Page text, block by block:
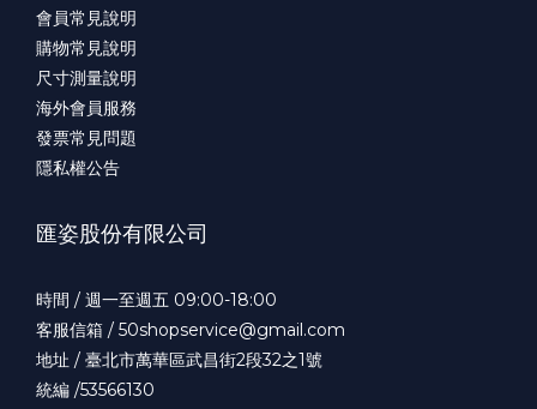
會員常見說明
購物常見說明
尺寸測量說明
海外會員服務
發票常見問題
隱私權公告
匯姿股份有限公司
時間 / 週一至週五 09:00-18:00
客服信箱 / 50shopservice@gmail.com
地址 / 臺北市萬華區武昌街2段32之1號
統編 /53566130